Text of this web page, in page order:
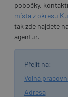
pobočky,
místa z okresu
tak zde najdete
agentur.
Přejít na:
Volná
Adresa